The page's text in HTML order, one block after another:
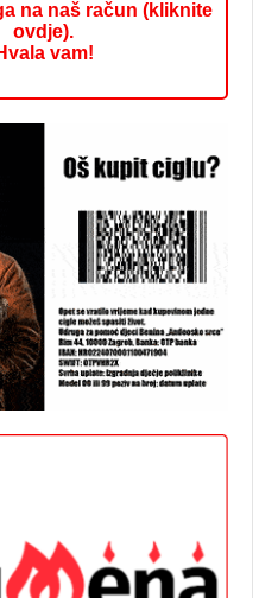
na naš račun (kliknite
ovdje).
vam!